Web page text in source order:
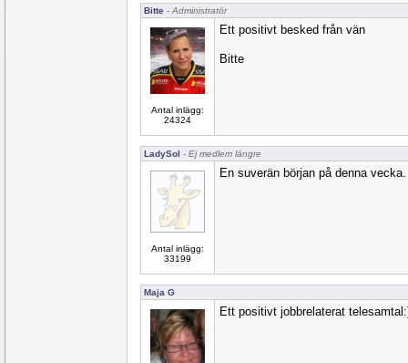
Bitte - Administratör
Antal inlägg:
24324
Ett positivt besked från vän
Bitte
LadySol - Ej medlem längre
Antal inlägg:
33199
En suverän början på denna
Maja G
Ett positivt jobbrelaterat